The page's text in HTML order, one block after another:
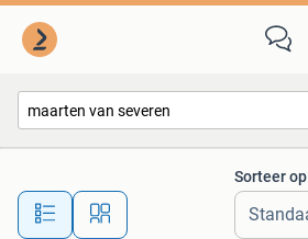
Alle afstanden…
Sorteer op